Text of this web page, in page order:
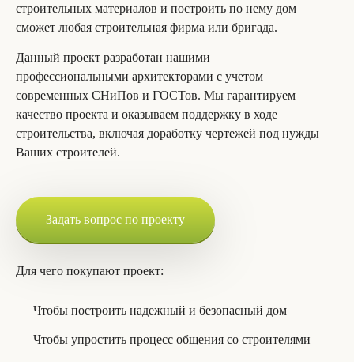
строительных материалов и построить по нему дом
сможет любая строительная фирма или бригада.
Данный проект разработан нашими
профессиональными архитекторами с учетом
современных СНиПов и ГОСТов. Мы гарантируем
качество проекта и оказываем поддержку в ходе
строительства, включая доработку чертежей под нужды
Ваших строителей.
Задать вопрос по проекту
Для чего покупают проект:
Чтобы построить надежный и безопасный дом
Чтобы упростить процесс общения со строителями